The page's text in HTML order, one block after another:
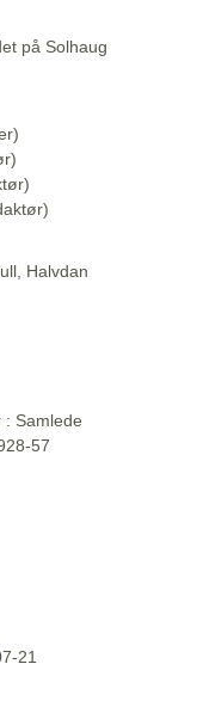
på Solhaug
Halvdan
: Samlede
57
21